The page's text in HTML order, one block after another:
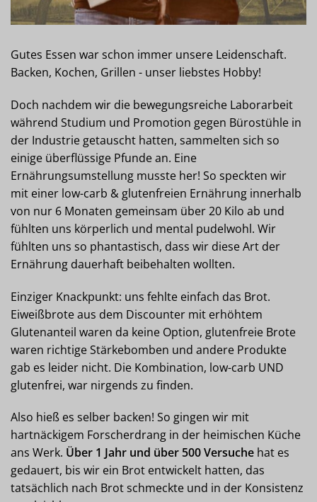
Gutes Essen war schon immer unsere Leidenschaft.
Backen, Kochen, Grillen - unser liebstes Hobby!
Doch nachdem wir die bewegungsreiche Laborarbeit
während Studium und Promotion gegen Bürostühle in
der Industrie getauscht hatten, sammelten sich so
einige überflüssige Pfunde an. Eine
Ernährungsumstellung musste her! So speckten wir
mit einer low-carb & glutenfreien Ernährung innerhalb
von nur 6 Monaten gemeinsam über 20 Kilo ab und
fühlten uns körperlich und mental pudelwohl. Wir
fühlten uns so phantastisch, dass wir diese Art der
Ernährung dauerhaft beibehalten wollten.
Einziger Knackpunkt: uns fehlte einfach das Brot.
Eiweißbrote aus dem Discounter mit erhöhtem
Glutenanteil waren da keine Option, glutenfreie Brote
waren richtige Stärkebomben und andere Produkte
gab es leider nicht. Die Kombination, low-carb UND
glutenfrei, war nirgends zu finden.
Also hieß es selber backen! So gingen wir mit
hartnäckigem Forscherdrang in der heimischen Küche
ans Werk. Über 1 Jahr und über 500 Versuche hat es
gedauert, bis wir ein Brot entwickelt hatten, das
tatsächlich nach Brot schmeckte und in der Konsistenz